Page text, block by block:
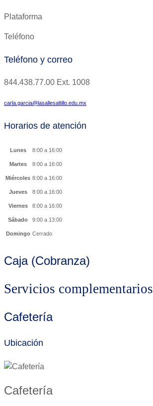
Plataforma
Teléfono
Teléfono y correo
844.438.77.00 Ext. 1008
carla.garcia@lasallesaltillo.edu.mx
Horarios de atención
Lunes 8:00 a 16:00
Martes 8:00 a 16:00
Miércoles 8:00 a 16:00
Jueves 8:00 a 16:00
Viernes 8:00 a 16:00
Sábado 9:00 a 13:00
Domingo Cerrado
Caja (Cobranza)
Servicios complementarios
Cafetería
Ubicación
Cafetería